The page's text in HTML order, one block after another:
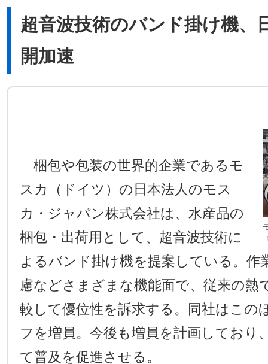
超音波技術のバンド掛け機、
開加速
梱包や包装の世界的企業であるモ
スカ（ドイツ）の日本法人のモス
カ・ジャパン株式会社は、水産品の
梱包・出荷用として、超音波技術に
よるバンド掛け機を提案している。作
慮などさまざまな機能面で、従来の熱
較して優位性を訴求する。同社はこの
フを増員。今後も増員を計画しており
て普及を促進させる。